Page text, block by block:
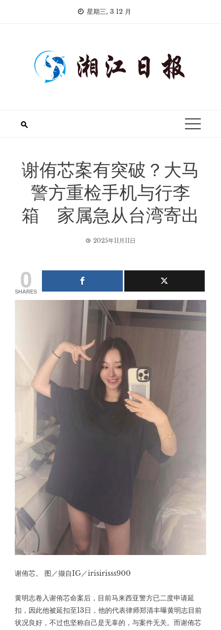
星期三, 3 12 月
谢侑芯案有突破？大马
警方重检手机与行李
箱 家属急从台湾寄出
2025年11月11日
0
SHARES
谢侑芯。 图／撷自IG／irisirisss900
黄明志卷入谢侑芯命案后，目前马来西亚警方已二度申请延
扣，因此他被延扣至13日，他的代表律师郑清丰曝黄明志目前
状况良好，不过也坚称自己是无辜的，与案件无关。而谢侑芯